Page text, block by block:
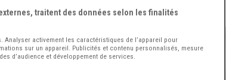
traitent des données selon les finalités
activement les caractéristiques de l’appareil pour
sur un appareil. Publicités et contenu personnalisés, mesure
d’audience et développement de services.